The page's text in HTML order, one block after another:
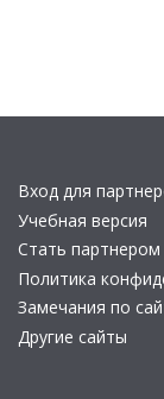
Вход для
Учебная версия
Стать партнером
Политика
Замечания по
Другие сайты